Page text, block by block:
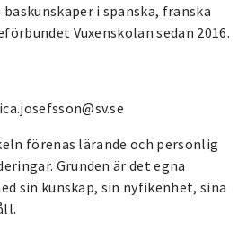
i spanska, franska
Vuxenskolan sedan 2016.
förenas lärande och personlig
Grunden är det egna
sin kunskap, sin nyfikenhet, sina